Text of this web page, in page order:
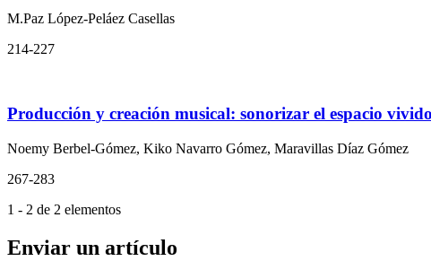
M.Paz López-Peláez Casellas
214-227
Producción y creación musical: sonorizar el espacio
Noemy Berbel-Gómez, Kiko Navarro Gómez, Maravillas Díaz Gómez
267-283
1 - 2 de 2 elementos
Enviar un artículo